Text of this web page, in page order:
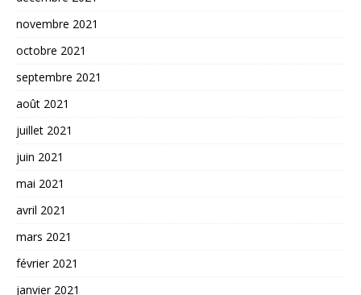
novembre 2021
octobre 2021
septembre 2021
août 2021
juillet 2021
juin 2021
mai 2021
avril 2021
mars 2021
février 2021
janvier 2021